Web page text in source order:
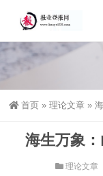
首页 » 理论文章 »
海生万象
理论文章